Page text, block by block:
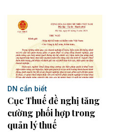
DN cần biết
Cục Thuế đề nghị tăng
cường phối hợp trong
quản lý thuế